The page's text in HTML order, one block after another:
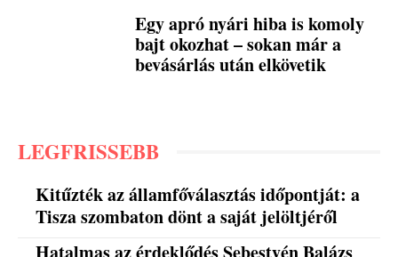
Egy apró nyári hiba is komoly
bajt okozhat – sokan már a
bevásárlás után elkövetik
LEGFRISSEBB
Kitűzték az államfőválasztás időpontját: a
Tisza szombaton dönt a saját jelöltjéről